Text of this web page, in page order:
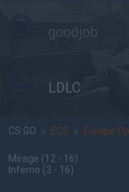
goodjob
LDLC
CS:GO » ECS » Europe
Mirage (12 - 16)
Inferno (3 - 16)